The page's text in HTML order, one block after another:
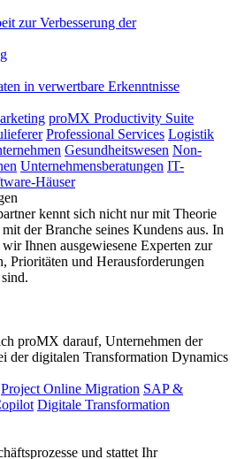
zur Verbesserung der
in verwertbare Erkenntnisse
proMX Productivity Suite
Professional Services Logistik
Gesundheitswesen Non-
Unternehmensberatungen IT-
Häuser
kennt sich nicht nur mit Theorie
der Branche seines Kundens aus. In
Ihnen ausgewiesene Experten zur
Prioritäten und Herausforderungen
proMX darauf, Unternehmen der
der digitalen Transformation Dynamics
Project Online Migration SAP &
Digitale Transformation
und stattet Ihr